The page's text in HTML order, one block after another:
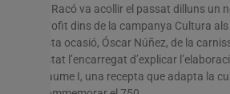
El Racó va acollir el passat dilluns un
Profit dins de la campanya Cultura als
esta ocasió, Óscar Núñez, de la
estat l’encarregat d’explicar
Jaume I, una recepta que adapta la